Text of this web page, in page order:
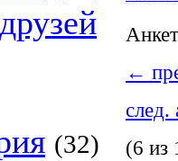
(32)
←
след.
(6 из